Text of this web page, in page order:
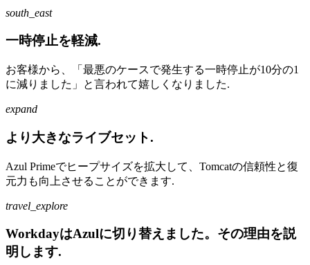
south_east
一時停止を軽減.
お客様から、「最悪のケースで発生する一時停止が10分の1
に減りました」と言われて嬉しくなりました.
expand
より大きなライブセット.
Azul Primeでヒープサイズを拡大して、Tomcatの信頼性と復
元力も向上させることができます.
travel_explore
WorkdayはAzulに切り替えました。その理由を説
明します.